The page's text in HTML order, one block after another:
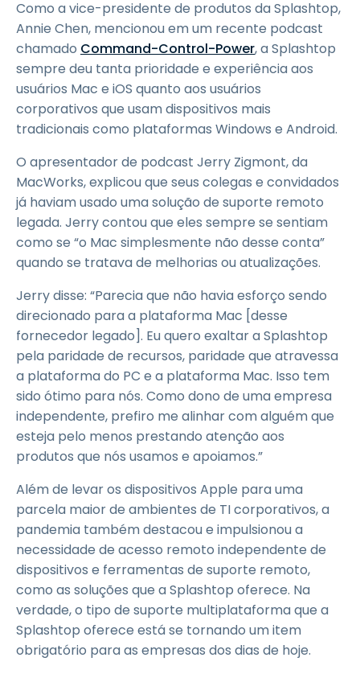
Como a vice-presidente de produtos da Splashtop,
Annie Chen, mencionou em um recente podcast
chamado Command-Control-Power, a Splashtop
sempre deu tanta prioridade e experiência aos
usuários Mac e iOS quanto aos usuários
corporativos que usam dispositivos mais
tradicionais como plataformas Windows e Android.
O apresentador de podcast Jerry Zigmont, da
MacWorks, explicou que seus colegas e convidados
já haviam usado uma solução de suporte remoto
legada. Jerry contou que eles sempre se sentiam
como se “o Mac simplesmente não desse conta”
quando se tratava de melhorias ou atualizações.
Jerry disse: “Parecia que não havia esforço sendo
direcionado para a plataforma Mac [desse
fornecedor legado]. Eu quero exaltar a Splashtop
pela paridade de recursos, paridade que atravessa
a plataforma do PC e a plataforma Mac. Isso tem
sido ótimo para nós. Como dono de uma empresa
independente, prefiro me alinhar com alguém que
esteja pelo menos prestando atenção aos
produtos que nós usamos e apoiamos.”
Além de levar os dispositivos Apple para uma
parcela maior de ambientes de TI corporativos, a
pandemia também destacou e impulsionou a
necessidade de acesso remoto independente de
dispositivos e ferramentas de suporte remoto,
como as soluções que a Splashtop oferece. Na
verdade, o tipo de suporte multiplataforma que a
Splashtop oferece está se tornando um item
obrigatório para as empresas dos dias de hoje.